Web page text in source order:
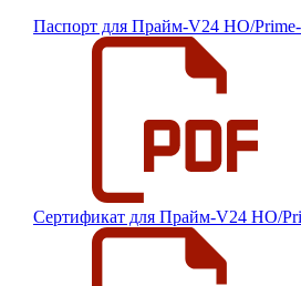
Паспорт для Прайм-V24 HO/
Сертификат для Прайм-V24 HO/